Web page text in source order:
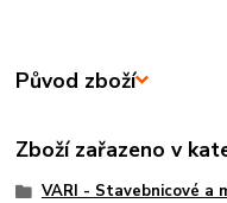
Původ zboží
Zboží zařazeno v
VARI - Stavebnicové a